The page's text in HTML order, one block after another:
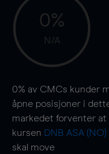
0%
N/A
0% av CMCs kunder
åpne posisjoner i
markedet forventer at
kursen DNB ASA (NO)
skal move